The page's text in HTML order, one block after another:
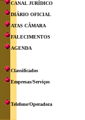
CANAL JURÍDICO
DIÁRIO OFICIAL
ATAS CÂMARA
FALECIMENTOS
AGENDA
Classificados
Empresas/Serviços
Telefone/Operadora